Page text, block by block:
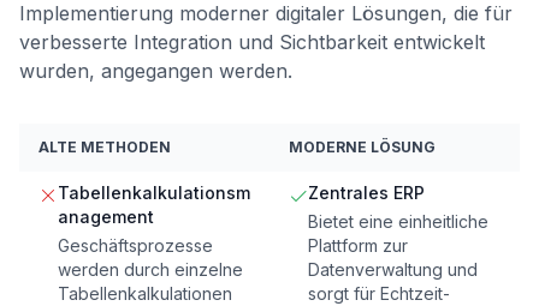
Implementierung moderner digitaler Lösungen, die für
verbesserte Integration und Sichtbarkeit entwickelt
wurden, angegangen werden.
ALTE METHODEN MODERNE LÖSUNG
Tabellenkalkulationsm
anagement
Geschäftsprozesse
werden durch einzelne
Tabellenkalkulationen
Zentrales ERP
Bietet eine einheitliche
Plattform zur
Datenverwaltung und
sorgt für Echtzeit-